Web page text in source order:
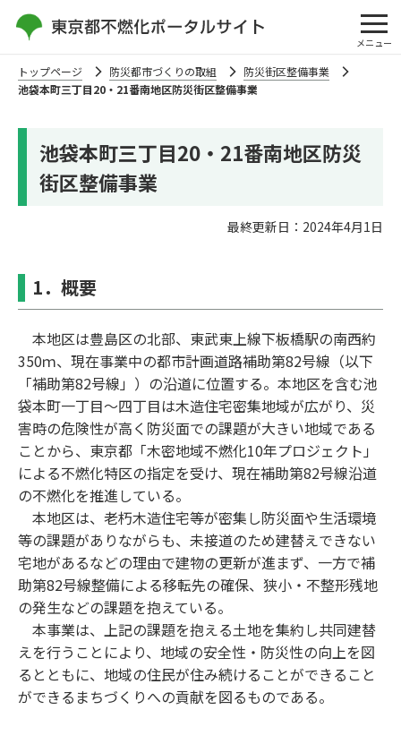
メニュー
トップページ 防災都市づくりの取組
防災街区整備事業
池袋本町三丁⽬20・21番南地区防災街区整備事業
池袋本町三丁⽬20・21番南地区防災
街区整備事業
最終更新日：2024年4⽉1⽇
1．概要
本地区は豊島区の北部、東武東上線下板橋駅の南⻄約
350ｍ、現在事業中の都市計画道路補助第82号線（以下
「補助第82号線」）の沿道に位置する。本地区を含む池
袋本町⼀丁⽬〜四丁⽬は⽊造住宅密集地域が広がり、災
害時の危険性が⾼く防災⾯での課題が⼤きい地域である
ことから、東京都「⽊密地域不燃化10年プロジェクト」
による不燃化特区の指定を受け、現在補助第82号線沿道
の不燃化を推進している。
本地区は、⽼朽⽊造住宅等が密集し防災⾯や⽣活環境
等の課題がありながらも、未接道のため建替えできない
宅地があるなどの理由で建物の更新が進まず、⼀⽅で補
助第82号線整備による移転先の確保、狭⼩・不整形残地
の発⽣などの課題を抱えている。
本事業は、上記の課題を抱える⼟地を集約し共同建替
えを⾏うことにより、地域の安全性・防災性の向上を図
るとともに、地域の住⺠が住み続けることができること
ができるまちづくりへの貢献を図るものである。